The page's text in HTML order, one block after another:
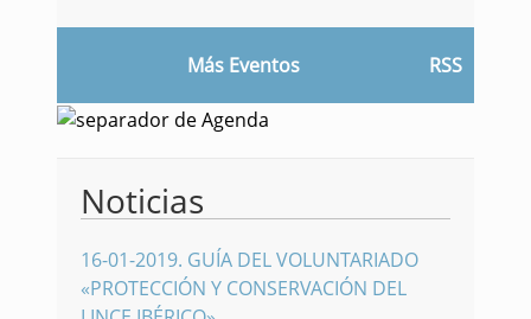
Más Eventos RSS
Noticias
16-01-2019. GUÍA DEL VOLUNTARIADO
«PROTECCIÓN Y CONSERVACIÓN DEL